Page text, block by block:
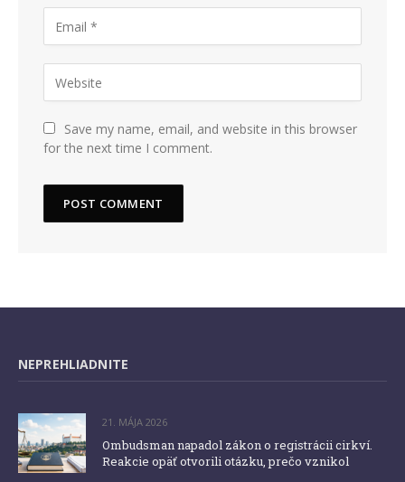
Save my name, email, and website in this browser
for the next time I comment.
NEPREHLIADNITE
21. MÁJA 2026
Ombudsman napadol zákon o registrácii cirkví.
Reakcie opäť otvorili otázku, prečo vznikol